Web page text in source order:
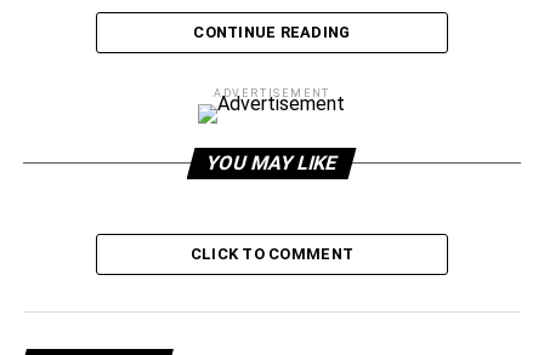
Για το αν ο ΠΑΟΚ είναι πολύ προβλέψιμος για τους
έχει διευκολύνουν τους αντίπαλους προπονητές. Όταν μια
ομάδα είναι πλήρης, δεν είναι ποτέ εύκολη. Κάποια στιγμή
CONTINUE READING
ADVERTISEMENT
YOU MAY LIKE
CLICK TO COMMENT